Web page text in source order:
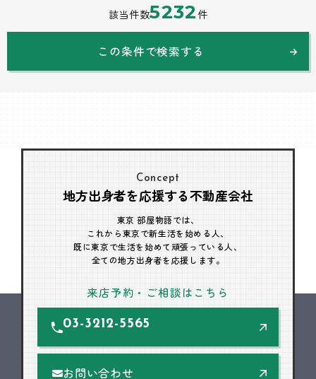
該当件数5232件
この条件で検索する
Concept
地方出身者を応援する不動産会社
東京 部屋物語では、
これから東京で新生活を始める人、
既に東京で生活を始めて頑張っている人、
全ての地方出身者を応援します。
来店予約・ご相談はこちら
03-3212-5565
お問い合わせ